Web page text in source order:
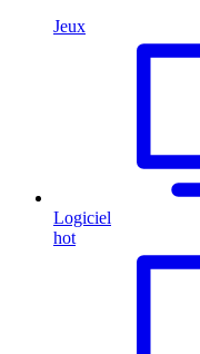
Jeux
Logiciel
hot